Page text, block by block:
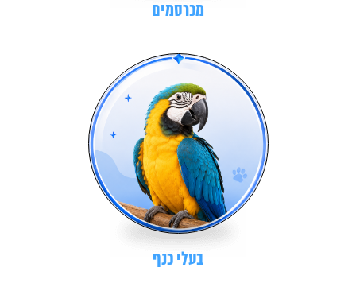
מכרסמים
בעלי כנף